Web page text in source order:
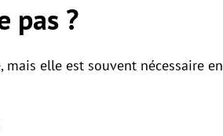
pas ?
elle est souvent nécessaire en